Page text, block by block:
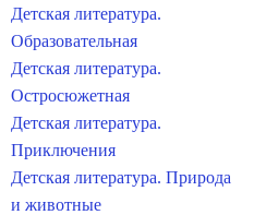
Детская литература.
Образовательная
Детская литература.
Остросюжетная
Детская литература.
Приключения
Детская литература. Природа
и животные